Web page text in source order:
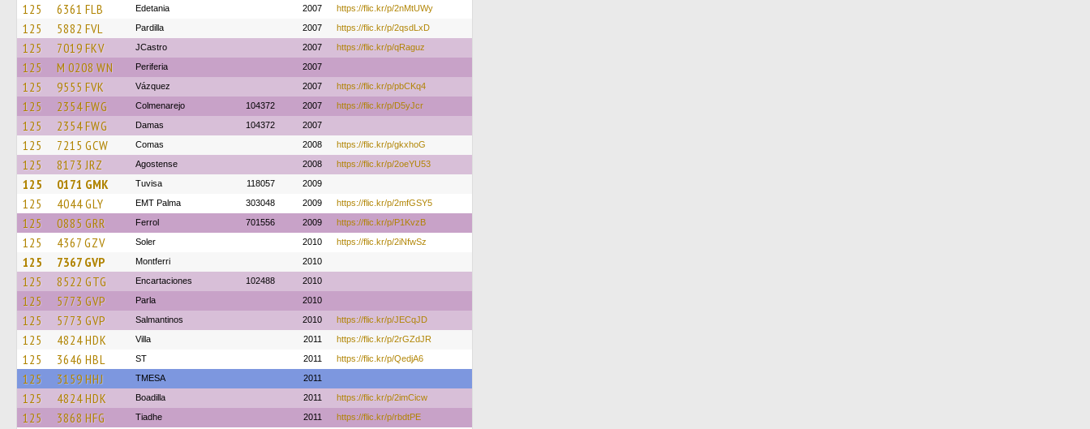
125 6361 FLB Edetania 2007 https://flic.kr/p/2nMtUWy
125 5882 FVL Pardilla 2007 https://flic.kr/p/2qsdLxD
125 7019 FKV JCastro 2007 https://flic.kr/p/qRaguz
125 M 0208 WN Periferia 2007
125 9555 FVK Vázquez 2007 https://flic.kr/p/pbCKq4
125 2354 FWG Colmenarejo 104372 2007 https://flic.kr/p/D5yJcr
125 2354 FWG Damas 104372 2007
125 7215 GCW Comas 2008 https://flic.kr/p/gkxhoG
125 8173 JRZ Agostense 2008 https://flic.kr/p/2oeYU53
125 0171 GMK Tuvisa 118057 2009
125 4044 GLY EMT Palma 303048 2009 https://flic.kr/p/2mfGSY5
125 0885 GRR Ferrol 701556 2009 https://flic.kr/p/P1KvzB
125 4367 GZV Soler 2010 https://flic.kr/p/2iNfwSz
125 7367 GVP Montferri 2010
125 8522 GTG Encartaciones 102488 2010
125 5773 GVP Parla 2010
125 5773 GVP Salmantinos 2010 https://flic.kr/p/JECqJD
125 4824 HDK Villa 2011 https://flic.kr/p/2rGZdJR
125 3646 HBL ST 2011 https://flic.kr/p/QedjA6
125 3159 HHJ TMESA 2011
125 4824 HDK Boadilla 2011 https://flic.kr/p/2imCicw
125 3868 HFG Tiadhe 2011 https://flic.kr/p/rbdtPE